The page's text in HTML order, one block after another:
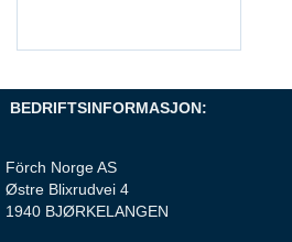
BEDRIFTSINFORMASJON:
Förch Norge AS
Østre Blixrudvei 4
1940 BJØRKELANGEN